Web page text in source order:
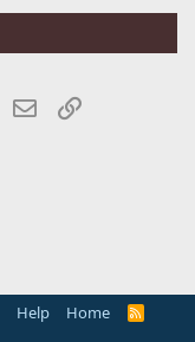
WhatsApp
Email
Help Home
R